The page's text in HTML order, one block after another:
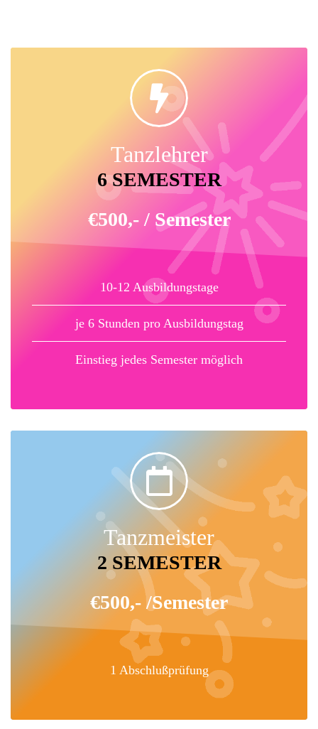
Tanzlehrer
6 SEMESTER
€500,- / Semester
10-12 Ausbildungstage
je 6 Stunden pro Ausbildungstag
Einstieg jedes Semester möglich
Tanzmeister
2 SEMESTER
€500,- /Semester
1 Abschlußprüfung